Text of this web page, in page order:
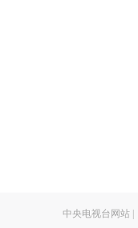
中央电视台网站